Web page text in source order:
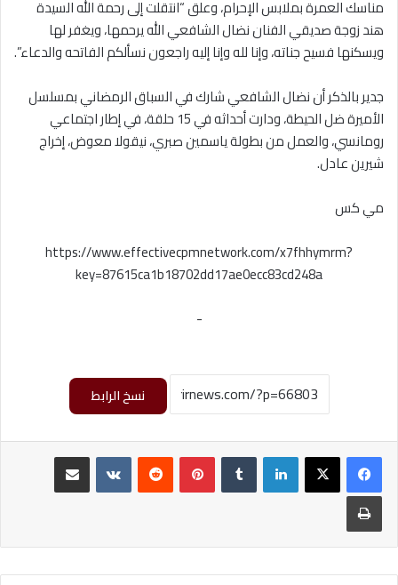
مناسك العمرة بملابس الإحرام، وعلق “انتقلت إلى رحمة الله السيدة
هند زوجة صديقي الفنان نضال الشافعي الله يرحمها، ويغفر لها
ويسكنها فسيح جناته، وإنا لله وإنا إليه راجعون نسألكم الفاتحه والدعاء”.
جدير بالذكر أن نضال الشافعي شارك في السباق الرمضاني بمسلسل
الأميرة ضل الحيطة، ودارت أحداثه في 15 حلقة، في إطار اجتماعي
رومانسي، والعمل من بطولة ياسمين صبري، نيقولا معوض، إخراج
شيرين عادل.
مي كس
https://www.effectivecpmnetwork.com/x7fhhymrm?
key=87615ca1b18702dd17ae0ecc83cd248a
-
نسخ الرابط
لينكدإن بينتيريست
طباعة